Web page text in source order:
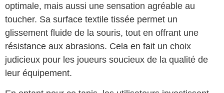
optimale, mais aussi une sensation agréable au
toucher. Sa surface textile tissée permet un
glissement fluide de la souris, tout en offrant une
résistance aux abrasions. Cela en fait un choix
judicieux pour les joueurs soucieux de la qualité de
leur équipement.